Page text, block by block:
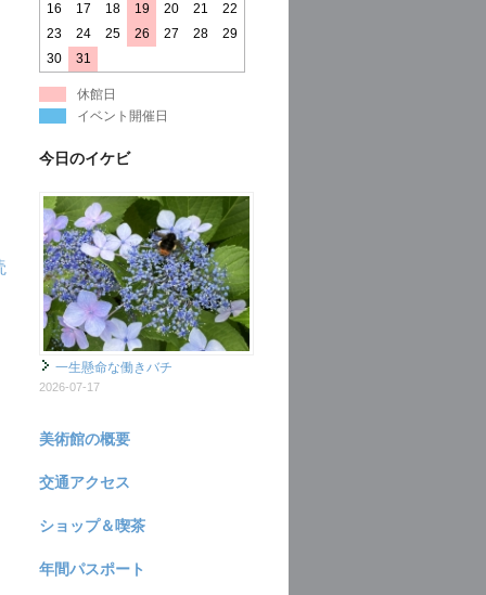
16
17 18 19 20 21
22
23
24 25 26 27 28
29
30
31
休館日
イベント開催日
今日のイケビ
一生懸命な働きバチ
2026-07-17
美術館の概要
交通アクセス
ショップ＆喫茶
年間パスポート